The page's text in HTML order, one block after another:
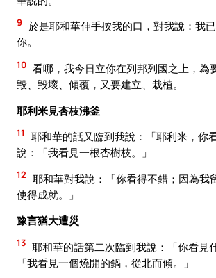
9 於是耶和華伸手按我的口，對我說：我
你。
10 看哪，我今日立你在列邦列國之上，為
毀、毀壞、傾覆，又要建立、栽植。
耶利米見杏枝沸釜
11
耶和華的話又臨到我說：「耶利米，你
說：「我看見一根杏樹枝。」
12 耶和華對我說：「你看得不錯；因為我
使得成就。」
豫言猶大遭災
13 耶和華的話第二次臨到我說：「你看見
「我看見一個燒開的鍋，從北而傾。」